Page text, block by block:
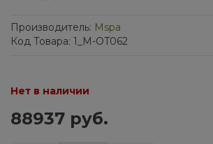
Производитель: Mspa
Код Товара: 1_M-OT062
Нет в наличии
88937 руб.